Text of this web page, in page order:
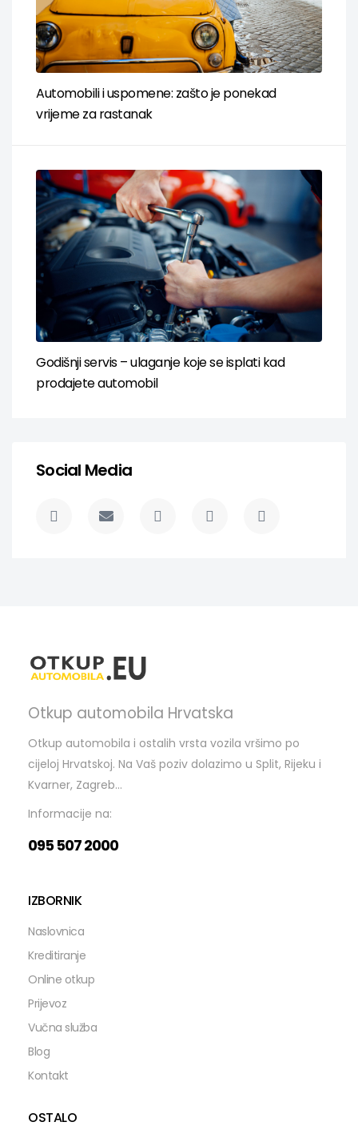
Automobili i uspomene: zašto je ponekad
vrijeme za rastanak
Godišnji servis – ulaganje koje se isplati kad
prodajete automobil
Social Media
Otkup automobila Hrvatska
Otkup automobila i ostalih vrsta vozila vršimo po
cijeloj Hrvatskoj. Na Vaš poziv dolazimo u Split, Rijeku i
Kvarner, Zagreb...
Informacije na:
095 507 2000
IZBORNIK
Naslovnica
Kreditiranje
Online otkup
Prijevoz
Vučna služba
Blog
Kontakt
OSTALO